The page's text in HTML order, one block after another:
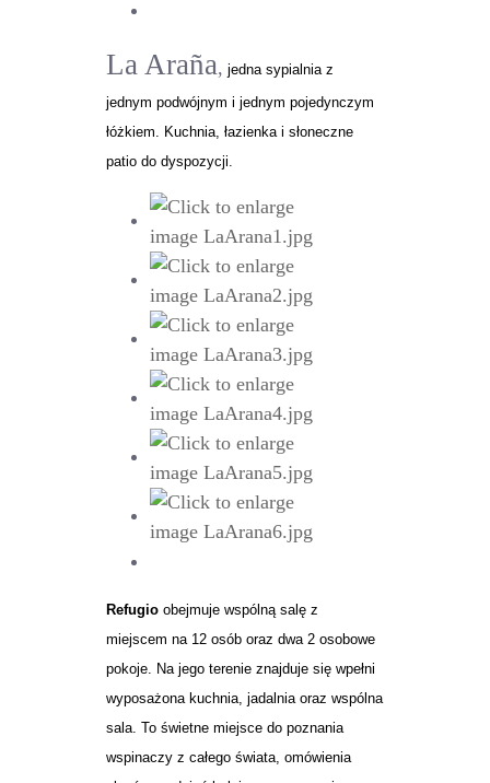
La Araña, jedna sypialnia z
jednym podwójnym i jednym pojedynczym
łóżkiem. Kuchnia, łazienka i słoneczne
patio do dyspozycji.
Refugio obejmuje wspólną salę z
miejscem na 12 osób oraz dwa 2 osobowe
pokoje. Na jego terenie znajduje się wpełni
wyposażona kuchnia, jadalnia oraz wspólna
sala. To świetne miejsce do poznania
wspinaczy z całego świata, omówienia